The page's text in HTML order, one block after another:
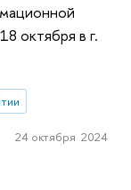
октября в г.
24 октября 2024